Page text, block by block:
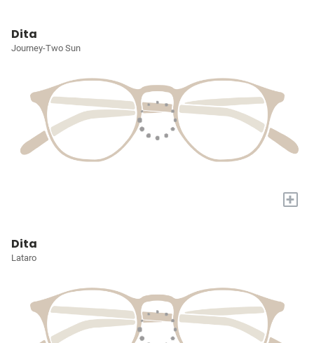
Dita
Journey-Two Sun
+
Dita
Lataro